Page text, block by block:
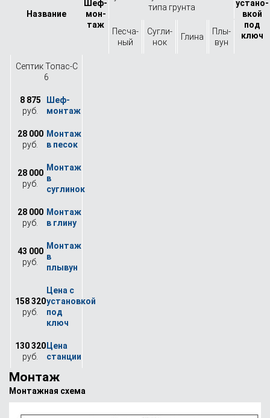
Назва­ние
Шеф-
мон­
таж
типа грунта
устано­
вкой
под
ключ
Песча­
ный
Сугли­
нок
Глина
Плы­
вун
Септик Топас-С
6
8 875
руб.
28 000
руб.
28 000
руб.
28 000
руб.
43 000
руб.
158 320
руб.
130 320
руб.
Монтаж
Монтажная схема